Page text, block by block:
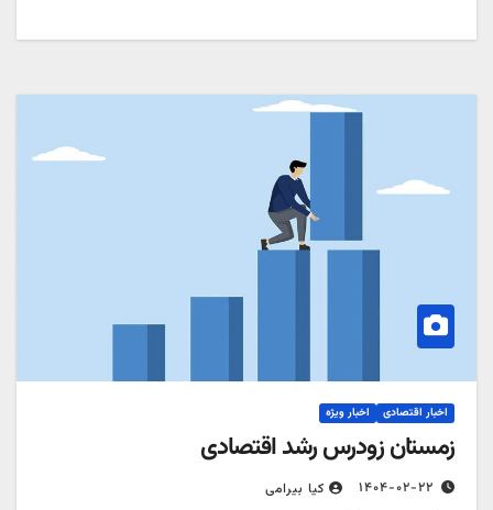
اخبار اقتصادی اخبار ویژه
زمستان زودرس رشد اقتصادی
۱۴۰۴-۰۲-۲۲ کیا بیرامی